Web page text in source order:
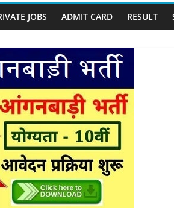
JOBS ADMIT CARD RESULT